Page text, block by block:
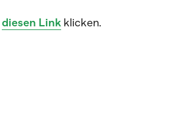
diesen Link klicken.